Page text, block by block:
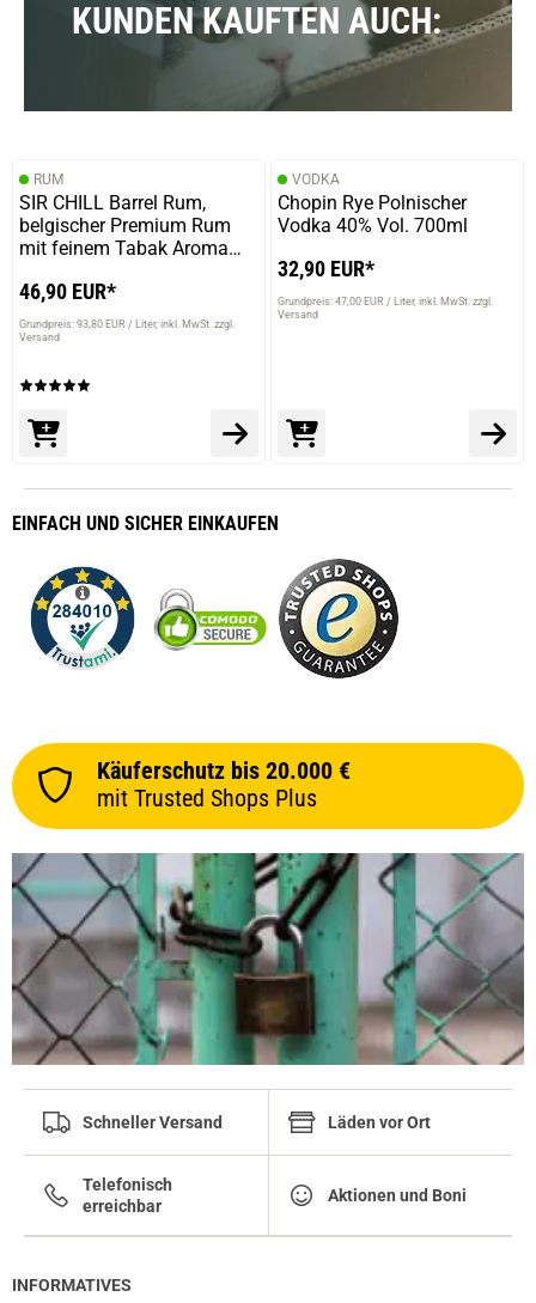
KUNDEN KAUFTEN AUCH:
RUM
SIR CHILL Barrel Rum,
belgischer Premium Rum
mit feinem Tabak Aroma
46,90 EUR*
Grundpreis: 93,80 EUR / Liter inkl. MwSt. zzgl.
Versand
VODKA
Chopin Rye Polnischer
Vodka 40% Vol. 700ml
32,90 EUR*
Grundpreis: 47,00 EUR / Liter inkl. MwSt. zzgl.
Versand
EINFACH UND SICHER EINKAUFEN
Käuferschutz bis 20.000 €
mit Trusted Shops Plus
Schneller Versand Läden vor Ort
Telefonisch
erreichbar
Aktionen und Boni
INFORMATIVES